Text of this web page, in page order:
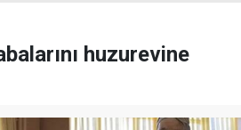
huzurevine